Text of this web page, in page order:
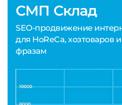
СМП Склад
SEO-продвижение
для HoReCa, хозтоваров
фразам